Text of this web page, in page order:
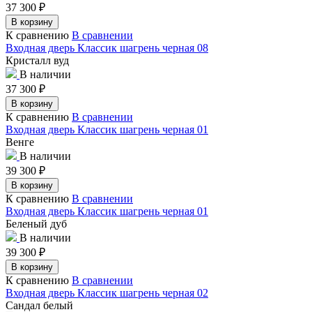
37 300 ₽
В корзину
К сравнению В сравнении
Входная дверь Классик шагрень черная 08
Кристалл вуд
В наличии
37 300 ₽
В корзину
К сравнению В сравнении
Входная дверь Классик шагрень черная 01
Венге
В наличии
39 300 ₽
В корзину
К сравнению В сравнении
Входная дверь Классик шагрень черная 01
Беленый дуб
В наличии
39 300 ₽
В корзину
К сравнению В сравнении
Входная дверь Классик шагрень черная 02
Сандал белый